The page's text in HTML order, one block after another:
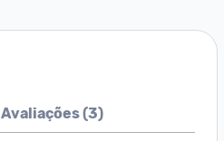
Avaliações (3)